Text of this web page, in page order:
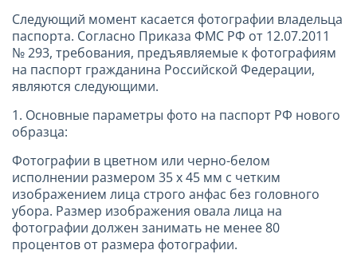
Следующий момент касается фотографии владельца
паспорта. Согласно Приказа ФМС РФ от 12.07.2011
№ 293, требования, предъявляемые к фотографиям
на паспорт гражданина Российской Федерации,
являются следующими.
1. Основные параметры фото на паспорт РФ нового
образца:
Фотографии в цветном или черно-белом
исполнении размером 35 х 45 мм с четким
изображением лица строго анфас без головного
убора. Размер изображения овала лица на
фотографии должен занимать не менее 80
процентов от размера фотографии.